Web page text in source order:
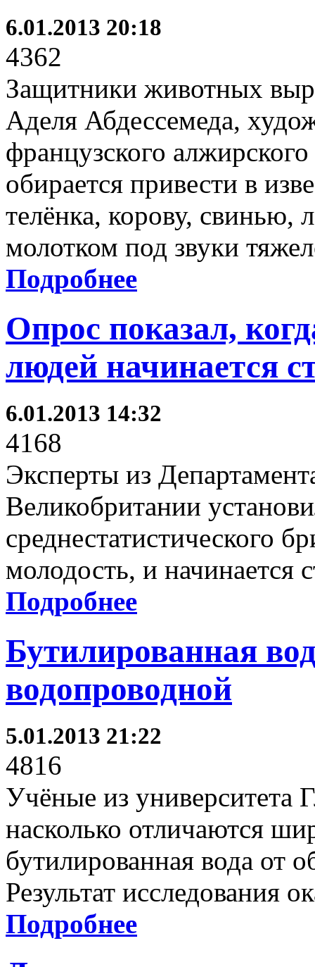
6.01.2013 20:18
4362
Защитники животных
Аделя Абдессемеда,
французского
обирается привести в
телёнка, корову, свинью,
молотком под звуки
Подробнее
Опрос показал,
людей начинается
6.01.2013 14:32
4168
Эксперты из
Великобритании
среднестатистического
молодость, и начинается
Подробнее
Бутилированная
водопроводной
5.01.2013 21:22
4816
Учёные из университета
насколько отличаются
бутилированная вода от
Результат исследования
Подробнее